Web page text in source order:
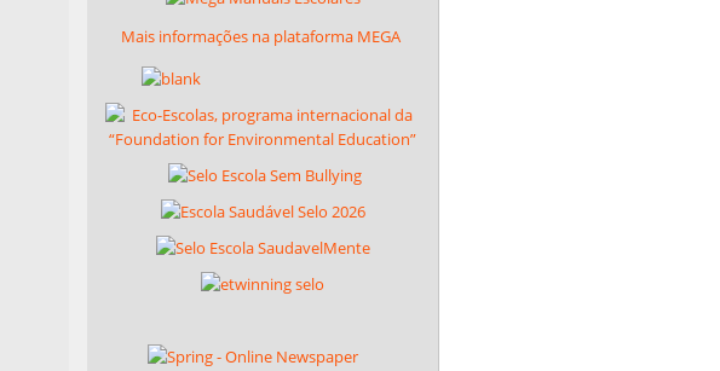
Mais informações na plataforma MEGA